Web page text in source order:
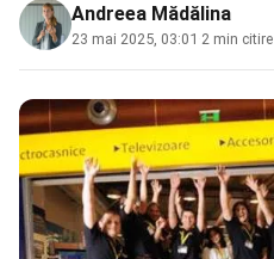
Andreea Mădălina
23 mai 2025, 03:01 2 min citire